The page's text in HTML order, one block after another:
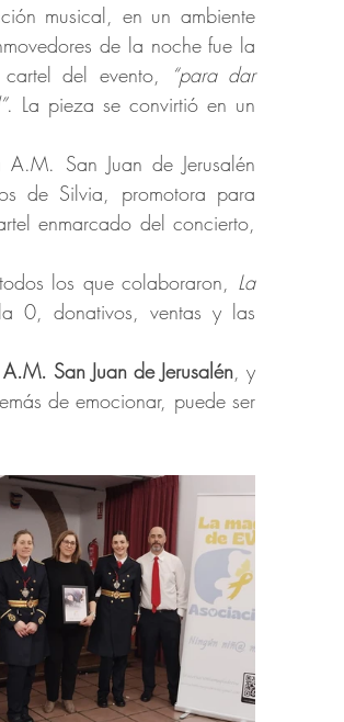
musical, en un ambiente
de la noche fue la
del evento,
“para dar
. La pieza se convirtió en un
San Juan de Jerusalén
de Silvia, promotora para
enmarcado del concierto,
los que colaboraron, La
0, donativos, ventas y las
San Juan de Jerusalén, y
de emocionar, puede ser